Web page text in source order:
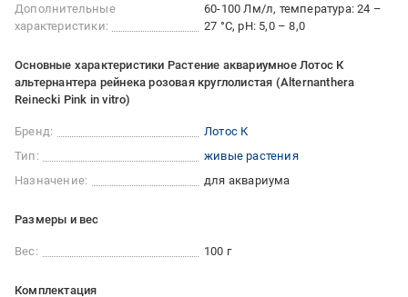
Дополнительные
характеристики:
60-100 Лм/л, температура: 24 –
27 °C, pH: 5,0 – 8,0
Основные характеристики Растение аквариумное Лотос К
альтернантера рейнека розовая круглолистая (Alternanthera
Reinecki Pink in vitro)
Бренд:
Лотос К
Тип:
живые растения
Назначение:
для аквариума
Размеры и вес
Вес: 100 г
Комплектация